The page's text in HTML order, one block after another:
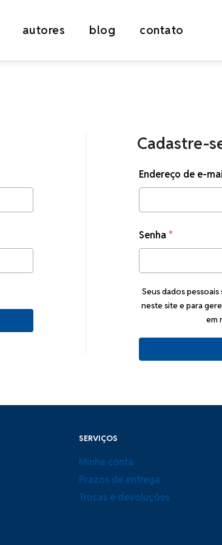
autores blog contato
Cadastre-
Endereço de e-
Senha*Obrigatório
Seus dados
neste site e para
em
SERVIÇOS
Minha conta
Prazos de entrega
Trocas e devoluções